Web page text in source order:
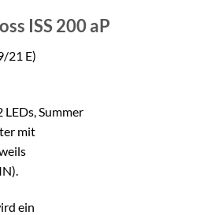
ISS 200 aP
21 E)
Summer
mit
ein